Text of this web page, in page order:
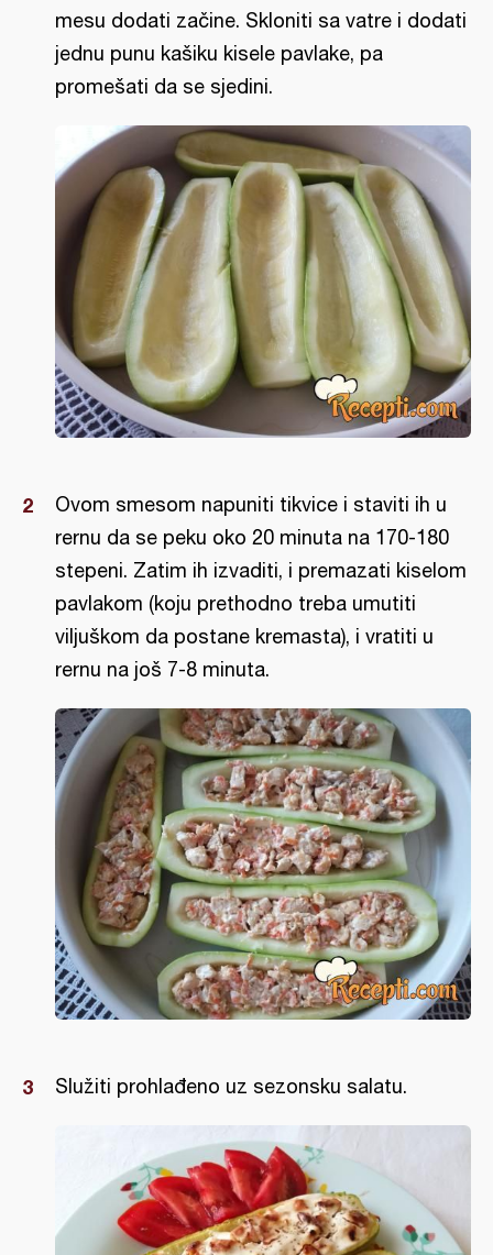
mesu dodati začine. Skloniti sa vatre i dodati
jednu punu kašiku kisele pavlake, pa
promešati da se sjedini.
Ovom smesom napuniti tikvice i staviti ih u
rernu da se peku oko 20 minuta na 170-180
stepeni. Zatim ih izvaditi, i premazati kiselom
pavlakom (koju prethodno treba umutiti
viljuškom da postane kremasta), i vratiti u
rernu na još 7-8 minuta.
Služiti prohlađeno uz sezonsku salatu.